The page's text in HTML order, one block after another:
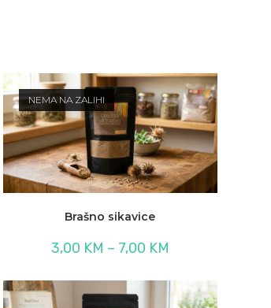
NEMA NA ZALIHI
Brašno sikavice
3,00 KM – 7,00 KM
3,00 KM
7,00 KM